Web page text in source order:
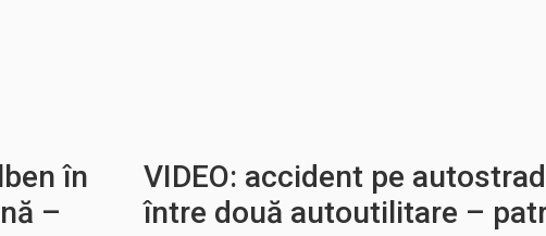
în
–
VIDEO: accident pe
între două autoutilitare –